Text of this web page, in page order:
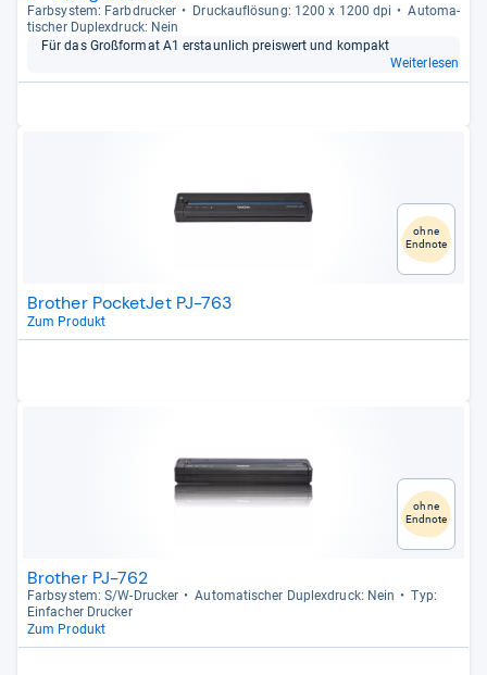
Farb­sys­tem: Farb­dru­cker Druck­auf­lö­sung: 1200 x 1200 dpi
Auto­ma­
ti­scher Duplex­druck: Nein
Für das Groß­for­mat A1 erstaun­lich preis­wert und kom­pakt
Weiterlesen
ohne
Endnote
Brother PocketJet PJ-763
Zum Produkt
ohne
Endnote
Brother PJ-762
Farb­sys­tem: S/W-​Dru­cker Auto­ma­ti­scher Duplex­druck: Nein
Typ:
Ein­fa­cher Dru­cker
Zum Produkt